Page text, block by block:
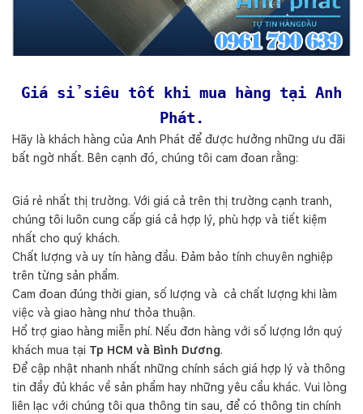
Giá sỉ siêu tốt khi mua hàng tại Anh
Phát.
Hãy là khách hàng của Anh Phát để được hưởng những ưu đãi
bất ngờ nhất. Bên cạnh đó, chúng tôi cam đoan rằng:
Giá rẻ nhất thị trường. Với giá cả trên thị trường cạnh tranh,
chúng tôi luôn cung cấp giá cả hợp lý, phù hợp và tiết kiệm
nhất cho quý khách.
Chất lượng và uy tín hàng đầu. Đảm bảo tính chuyên nghiệp
trên từng sản phẩm.
Cam đoan đúng thời gian, số lượng và cả chất lượng khi làm
việc và giao hàng như thỏa thuận.
Hổ trợ giao hàng miễn phí. Nếu đơn hàng với số lượng lớn quý
khách mua tại Tp HCM và Bình Dương.
Để cập nhật nhanh nhất những chính sách giá hợp lý và thông
tin đầy đủ khác về sản phẩm hay những yêu cầu khác. Vui lòng
liên lạc với chúng tôi qua thông tin sau, để có thông tin chính